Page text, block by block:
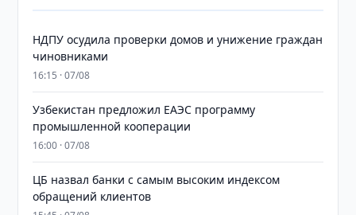
НДПУ осудила проверки домов и унижение граждан
чиновниками
16:15 · 07/08
Узбекистан предложил ЕАЭС программу
промышленной кооперации
16:00 · 07/08
ЦБ назвал банки с самым высоким индексом
обращений клиентов